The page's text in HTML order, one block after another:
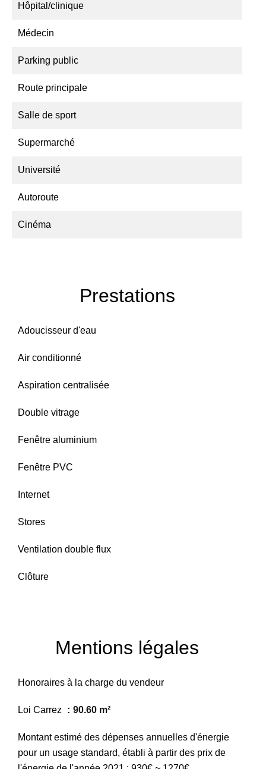
Hôpital/clinique
Médecin
Parking public
Route principale
Salle de sport
Supermarché
Université
Autoroute
Cinéma
Prestations
Adoucisseur d'eau
Air conditionné
Aspiration centralisée
Double vitrage
Fenêtre aluminium
Fenêtre PVC
Internet
Stores
Ventilation double flux
Clôture
Mentions légales
Honoraires à la charge du vendeur
Loi Carrez 90.60 m²
Montant estimé des dépenses annuelles d'énergie
pour un usage standard, établi à partir des prix de